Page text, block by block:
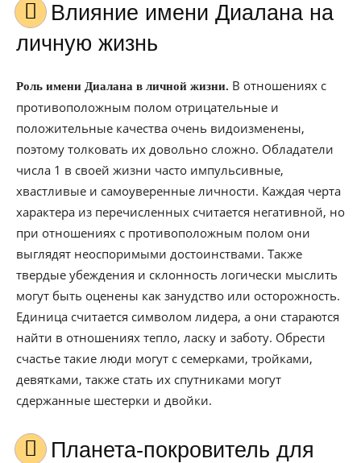
Влияние имени Диалана на
личную жизнь
Роль имени Диалана в личной жизни. В отношениях с
противоположным полом отрицательные и
положительные качества очень видоизменены,
поэтому толковать их довольно сложно. Обладатели
числа 1 в своей жизни часто импульсивные,
хвастливые и самоуверенные личности. Каждая черта
характера из перечисленных считается негативной, но
при отношениях с противоположным полом они
выглядят неоспоримыми достоинствами. Также
твердые убеждения и склонность логически мыслить
могут быть оценены как занудство или осторожность.
Единица считается символом лидера, а они стараются
найти в отношениях тепло, ласку и заботу. Обрести
счастье такие люди могут с семерками, тройками,
девятками, также стать их спутниками могут
сдержанные шестерки и двойки.
Планета-покровитель для